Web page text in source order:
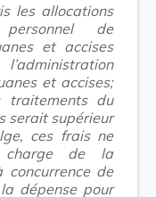
les allocations
de
et accises
et accises;
du
serait supérieur
ces frais ne
de la
concurrence de
dépense pour